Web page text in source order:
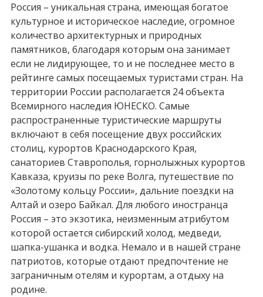
Россия – уникальная страна, имеющая богатое
культурное и историческое наследие, огромное
количество архитектурных и природных
памятников, благодаря которым она занимает
если не лидирующее, то и не последнее место в
рейтинге самых посещаемых туристами стран. На
территории России располагается 24 объекта
Всемирного наследия ЮНЕСКО. Самые
распространенные туристические маршруты
включают в себя посещение двух российских
столиц, курортов Краснодарского Края,
санаториев Ставрополья, горнолыжных курортов
Кавказа, круизы по реке Волга, путешествие по
«Золотому кольцу России», дальние поездки на
Алтай и озеро Байкал. Для любого иностранца
Россия – это экзотика, неизменным атрибутом
которой остается сибирский холод, медведи,
шапка-ушанка и водка. Немало и в нашей стране
патриотов, которые отдают предпочтение не
заграничным отелям и курортам, а отдыху на
родине.